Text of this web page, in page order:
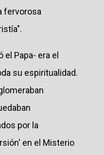
fervorosa
el Papa- era el
su espiritualidad.
por la
en el Misterio